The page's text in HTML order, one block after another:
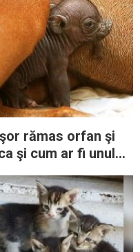
rămas orfan şi
şi cum ar fi unul